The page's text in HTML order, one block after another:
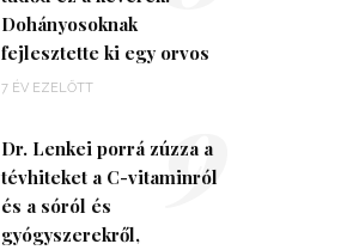
Dohányosoknak
fejlesztette ki egy orvos
7 ÉV EZELŐTT
Dr. Lenkei porrá zúzza a
tévhiteket a C-vitaminról
és a sóról és
gyógyszerekről,
9